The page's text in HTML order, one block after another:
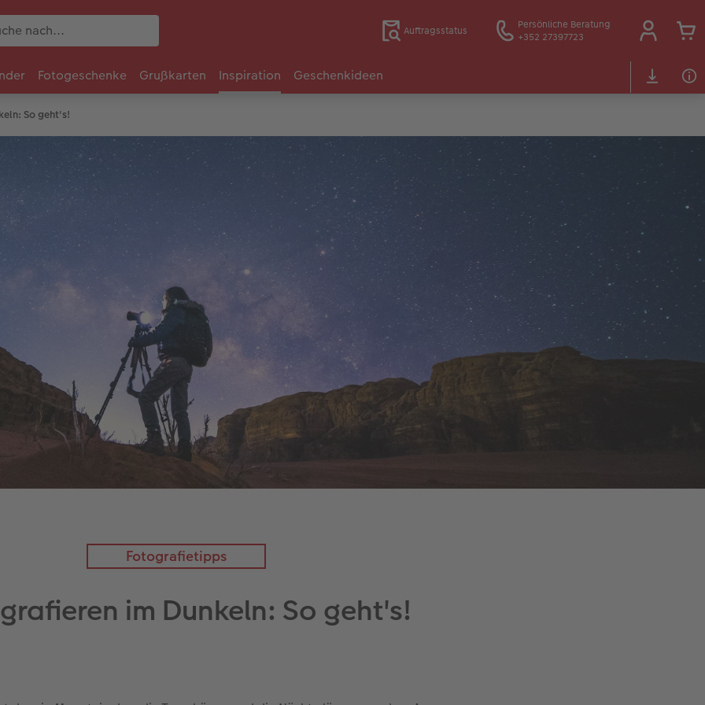
Auftragsstatus
Persönliche Beratung
+352 27397723
Fotogeschenke Grußkarten Inspiration Geschenkideen
So geht's!
Fotografietipps
im Dunkeln: So geht's!